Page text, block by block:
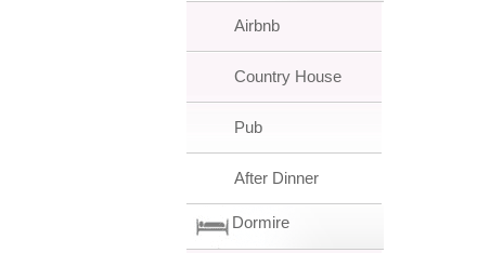
Airbnb
Country House
Pub
After Dinner
Dormire